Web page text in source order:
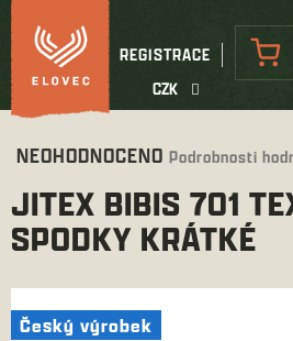
Přejít
na
obsah
CZK
REGISTRACE
Průměrné
produktu
je
0,0
hvězdiček.
NEOHODNOCENO Podrobnosti
JITEX BIBIS 701
SPODKY KRÁTKÉ
Český výrobek
Český výrobek